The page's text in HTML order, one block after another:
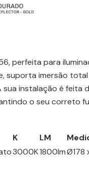
perfeita para
suporta imersão
sua instalação é feita
o seu correto
K LM
3000K1800lmØ178